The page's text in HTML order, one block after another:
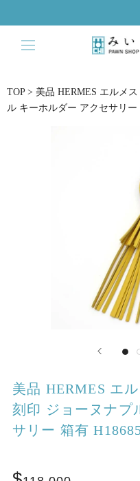
to
content
TOP > 美品 HERMES エルメ
ル キーホルダー アクセサリー
美品 HERMES エ
刻印 ジョーヌナプ
サリー 箱有